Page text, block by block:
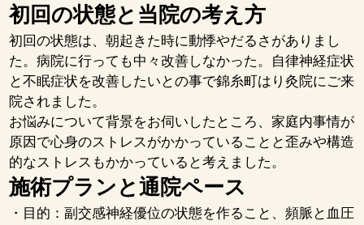
初回の状態と当院の考え方
初回の状態は、朝起きた時に動悸やだるさがありまし
た。病院に行っても中々改善しなかった。自律神経症状
と不眠症状を改善したいとの事で錦糸町はり灸院にご来
院されました。
お悩みについて背景をお伺いしたところ、家庭内事情が
原因で心身のストレスがかかっていることと歪みや構造
的なストレスもかかっていると考えました。
施術プランと通院ペース
・目的：副交感神経優位の状態を作ること、頻脈と血圧